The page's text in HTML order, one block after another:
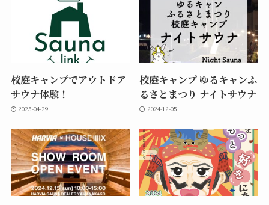
校庭キャンプでアウトドア
サウナ体験！
2025-04-29
校庭キャンプ ゆるキャンふ
るさとまつり ナイトサウナ
2024-12-05